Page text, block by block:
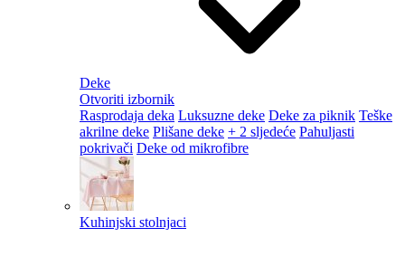
Deke
Otvoriti izbornik
Rasprodaja deka Luksuzne deke Deke za piknik Teške
akrilne deke Plišane deke + 2 sljedeće Pahuljasti
pokrivači Deke od mikrofibre
Kuhinjski stolnjaci